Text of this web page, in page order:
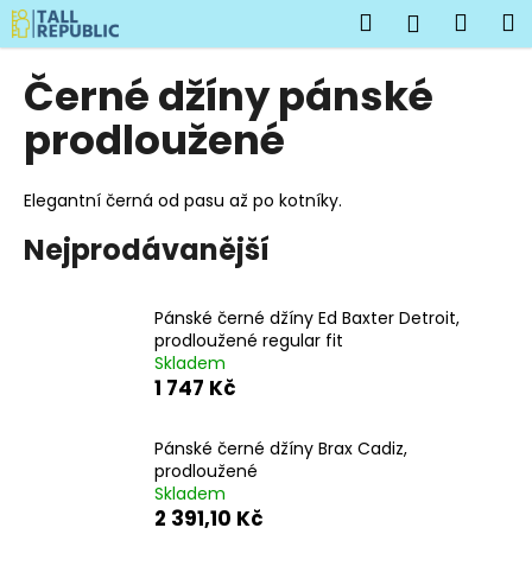
Přejít
na
obsah
Hledat
Černé džíny pánské
prodloužené
Elegantní černá od pasu až po kotníky.
Nejprodávanější
Pánské černé džíny Ed Baxter Detroit,
prodloužené regular fit
Skladem
1 747 Kč
Pánské černé džíny Brax Cadiz,
prodloužené
Skladem
2 391,10 Kč
K
o
C
o
p
t